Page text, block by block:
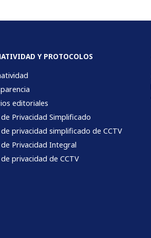
Y PROTOCOLOS
editoriales
Privacidad Simplificado
privacidad simplificado de CCTV
Privacidad Integral
privacidad de CCTV